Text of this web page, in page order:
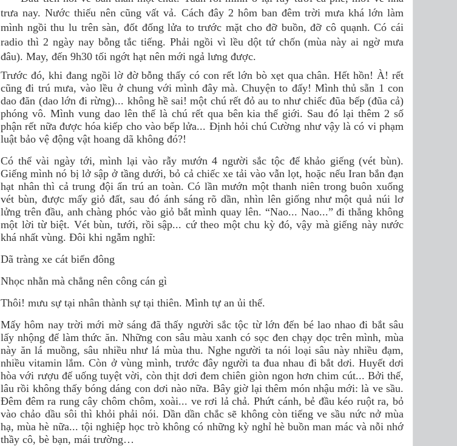
trưa nay. Nước thiếu nên cũng vất vả. Cách đây 2 hôm ban đêm trời mưa khá lớn làm
mình ngồi thu lu trên sàn, đốt đống lửa to trước mặt cho đỡ buồn, đỡ cô quạnh. Có cái
radio thì 2 ngày nay bỗng tắc tiếng. Phải ngồi vì lều dột tứ chốn (mùa này ai ngờ mưa
đâu). May, đến 9h30 tối ngớt hạt nên mới ngả lưng được.
Trước đó, khi đang ngồi lờ đờ bỗng thấy có con rết lớn bò xẹt qua chân. Hết hồn! À! rết
cũng đi trú mưa, vào lều ở chung với mình đây mà. Chuyện to đấy! Mình thủ sẵn 1 con
dao đăn (dao lớn đi rừng)... không hề sai! một chú rết đỏ au to như chiếc đũa bếp (đũa cả)
phóng vô. Mình vung dao lên thế là chú rết qua bên kia thế giới. Sau đó lại thêm 2 số
phận rết nữa được hóa kiếp cho vào bếp lửa... Định hỏi chú Cường như vậy là có vi phạm
luật bảo vệ động vật hoang dã không đó?!
Có thể vài ngày tới, mình lại vào rẫy mướn 4 người sắc tộc để khảo giếng (vét bùn).
Giếng mình nó bị lở sập ở tầng dưới, bỏ cả chiếc xe tải vào vẫn lọt, hoặc nếu Iran bắn đạn
hạt nhân thì cả trung đội ẩn trú an toàn. Có lần mướn một thanh niên trong buôn xuống
vét bùn, được mấy giỏ đất, sau đó ánh sáng rõ dần, nhìn lên giống như một quả núi lơ
lửng trên đầu, anh chàng phóc vào giỏ bắt mình quay lên. “Nao... Nao...” đi thẳng không
một lời từ biệt. Vét bùn, tưới, rồi sập... cứ theo một chu kỳ đó, vậy mà giếng này nước
khá nhất vùng. Đôi khi ngẫm nghĩ:
Dã tràng xe cát biển đông
Nhọc nhằn mà chẳng nên công cán gì
Thôi! mưu sự tại nhân thành sự tại thiên. Mình tự an ủi thế.
Mấy hôm nay trời mới mờ sáng đã thấy người sắc tộc từ lớn đến bé lao nhao đi bắt sâu
lấy nhộng để làm thức ăn. Những con sâu màu xanh có sọc đen chạy dọc trên mình, mùa
này ăn lá muồng, sâu nhiều như lá mùa thu. Nghe người ta nói loại sâu này nhiều đạm,
nhiều vitamin lắm. Còn ở vùng mình, trước đây người ta đua nhau đi bắt dơi. Huyết dơi
hòa với rượu đế uống tuyệt vời, còn thịt dơi đem chiên giòn ngon hơn chim cút... Bởi thế,
lâu rồi không thấy bóng dáng con dơi nào nữa. Bây giờ lại thêm món nhậu mới: là ve sầu.
Đêm đêm ra rung cây chôm chôm, xoài... ve rơi lả chả. Phứt cánh, bẻ đầu kéo ruột ra, bỏ
vào chảo dầu sôi thì khỏi phải nói. Dần dần chắc sẽ không còn tiếng ve sầu nức nở mùa
hạ, mùa hè nữa... tội nghiệp học trò không có những kỳ nghỉ hè buồn man mác và nỗi nhớ
thầy cô, bè bạn, mái trường…